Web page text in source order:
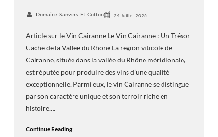
Domaine-Sanvers-Et-Cotton 24 Juillet 2026
Article sur le Vin Cairanne Le Vin Cairanne : Un Trésor
Caché de la Vallée du Rhône La région viticole de
Cairanne, située dans la vallée du Rhône méridionale,
est réputée pour produire des vins d’une qualité
exceptionnelle. Parmi eux, le vin Cairanne se distingue
par son caractère unique et son terroir riche en
histoire.…
Continue Reading